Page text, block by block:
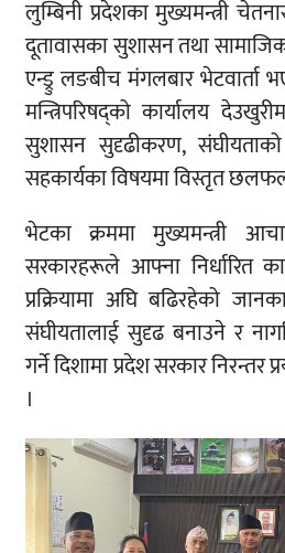
लुम्बिनी प्रदेशका मुख्यमन्त्री
दूतावासका सुशासन तथा
एन्ड्रु लङबीच मंगलबार भेटवार्ता
मन्त्रिपरिषद्को कार्यालय
सुशासन सुदृढीकरण,
सहकार्यका विषयमा विस्तृत
भेटका क्रममा मुख्यमन्त्री
सरकारहरूले आफ्ना निर्धारित
प्रक्रियामा अघि बढिरहेको
संघीयतालाई सुदृढ बनाउने र
गर्ने दिशामा प्रदेश सरकार निरन्तर
।